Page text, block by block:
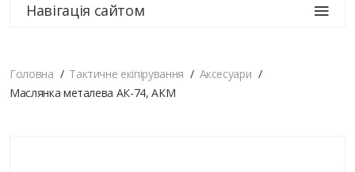
Навігація сайтом
Головна Тактичне екіпірування
Аксесуари
Маслянка металева АК-74, АКМ